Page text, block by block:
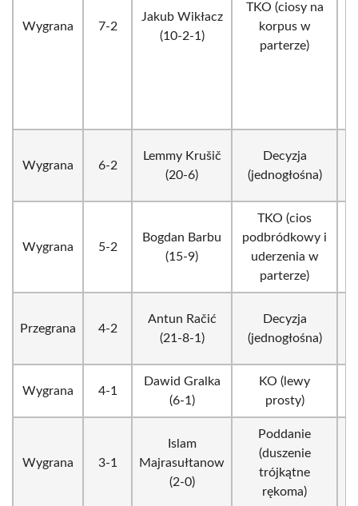
Wygrana 7-2
Jakub Wikłacz
(10-2-1)
TKO (ciosy na
korpus w
parterze)
Wygrana 6-2
Lemmy Krušič
(20-6)
Decyzja
(jednogłośna)
Wygrana 5-2
Bogdan Barbu
(15-9)
TKO (cios
podbródkowy i
uderzenia w
parterze)
Przegrana 4-2
Antun Račić
(21-8-1)
Decyzja
(jednogłośna)
Wygrana 4-1
Dawid Gralka
(6-1)
KO (lewy
prosty)
Wygrana 3-1
Islam
Majrasułtanow
(2-0)
Poddanie
(duszenie
trójkątne
rękoma)